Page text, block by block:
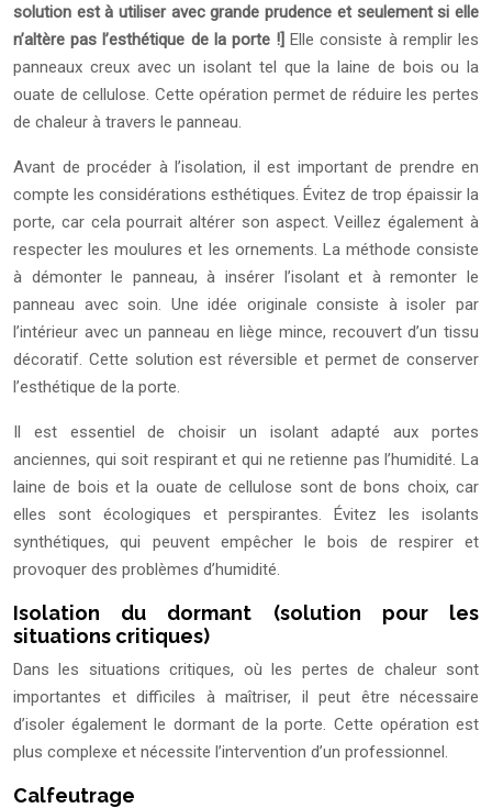
solution est à utiliser avec grande prudence et seulement si elle
n’altère pas l’esthétique de la porte !]Elle consiste à remplir les
panneaux creux avec un isolant tel que la laine de bois ou la
ouate de cellulose. Cette opération permet de réduire les pertes
de chaleur à travers le panneau.
Avant de procéder à l’isolation, il est important de prendre en
compte les considérations esthétiques. Évitez de trop épaissir la
porte, car cela pourrait altérer son aspect. Veillez également à
respecter les moulures et les ornements. La méthode consiste
à démonter le panneau, à insérer l’isolant et à remonter le
panneau avec soin. Une idée originale consiste à isoler par
l’intérieur avec un panneau en liège mince, recouvert d’un tissu
décoratif. Cette solution est réversible et permet de conserver
l’esthétique de la porte.
Il est essentiel de choisir un isolant adapté aux portes
anciennes, qui soit respirant et qui ne retienne pas l’humidité. La
laine de bois et la ouate de cellulose sont de bons choix, car
elles sont écologiques et perspirantes. Évitez les isolants
synthétiques, qui peuvent empêcher le bois de respirer et
provoquer des problèmes d’humidité.
Isolation du dormant (solution pour les
situations critiques)
Dans les situations critiques, où les pertes de chaleur sont
importantes et difficiles à maîtriser, il peut être nécessaire
d’isoler également le dormant de la porte. Cette opération est
plus complexe et nécessite l’intervention d’un professionnel.
Calfeutrage